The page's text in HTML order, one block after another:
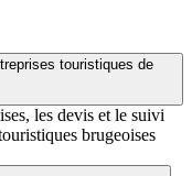
touristiques de
les devis et le suivi
brugeoises